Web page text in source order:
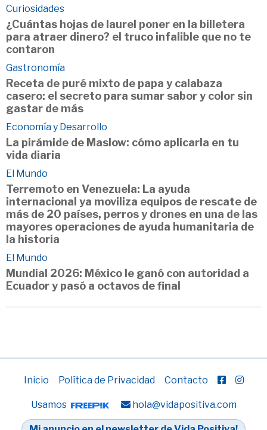
Curiosidades
¿Cuántas hojas de laurel poner en la billetera
para atraer dinero? el truco infalible que no te
contaron
Gastronomía
Receta de puré mixto de papa y calabaza
casero: el secreto para sumar sabor y color sin
gastar de más
Economía y Desarrollo
La pirámide de Maslow: cómo aplicarla en tu
vida diaria
El Mundo
Terremoto en Venezuela: La ayuda
internacional ya moviliza equipos de rescate de
más de 20 países, perros y drones en una de las
mayores operaciones de ayuda humanitaria de
la historia
El Mundo
Mundial 2026: México le ganó con autoridad a
Ecuador y pasó a octavos de final
Inicio Política de Privacidad Contacto
Usamos hola@vidapositiva.com